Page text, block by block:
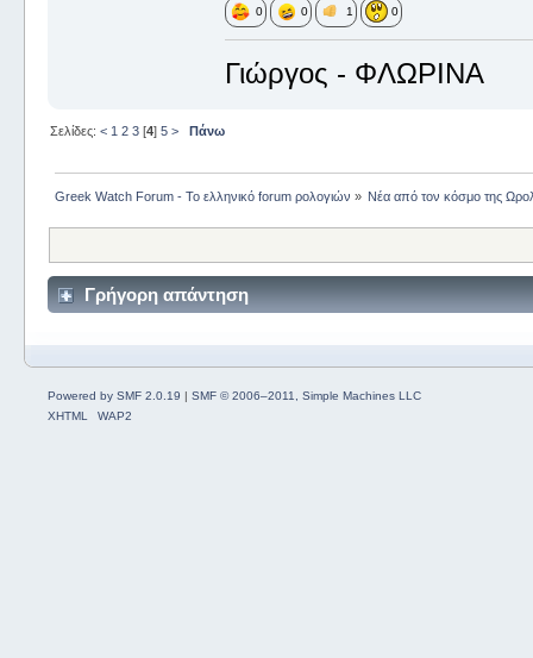
0 0 1 0
Γιώργος - ΦΛΩΡΙΝΑ
Σελίδες: < 1 2 3[4] 5 > Πάνω
Greek Watch Forum - Το ελληνικό forum ρολογιών » Νέα από τον κόσμο της
Γρήγορη απάντηση
Powered by SMF 2.0.19 | SMF © 2006–2011, Simple Machines LLC
XHTML
WAP2